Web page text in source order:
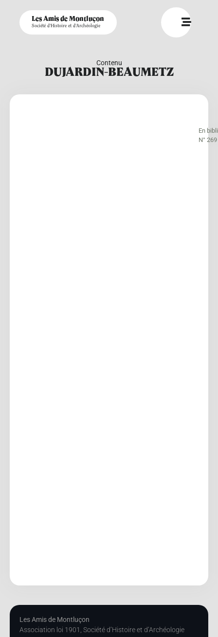
Les Amis de Montluçon
Société d'Histoire et d'Archéologie
Contenu
DUJARDIN-BEAUMETZ
En
N° 269
Les Amis de Montluçon
Association loi 1901, Société d’Histoire et d’Archéologie